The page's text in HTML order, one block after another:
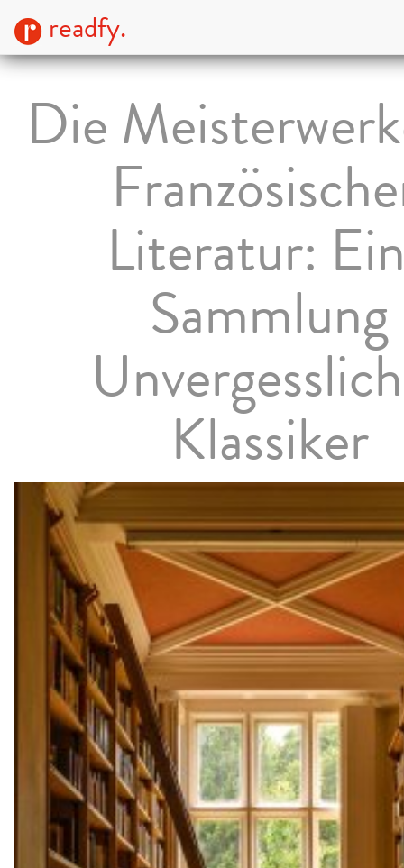
readfy.
Die
Literatur:
Sammlung
Klassiker